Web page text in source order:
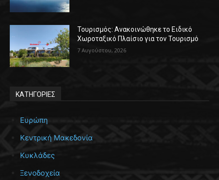
Τουρισμός: Ανακοινώθηκε το Ειδικό
Χωροταξικό Πλαίσιο για τον Τουρισμό
7 Αυγούστου, 2026
ΚΑΤΗΓΟΡΙΕΣ
Ευρώπη
Κεντρική Μακεδονία
Κυκλάδες
Ξενοδοχεία